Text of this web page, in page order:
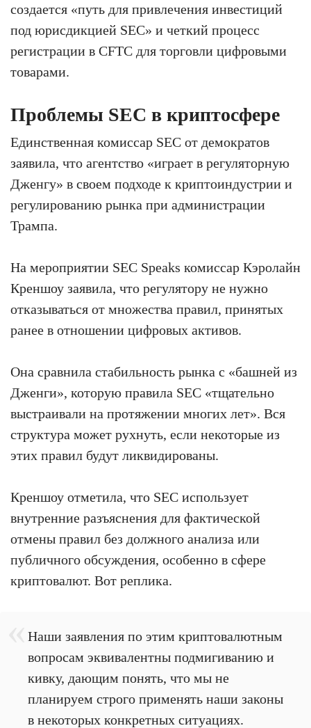
создается «путь для привлечения инвестиций
под юрисдикцией SEC» и четкий процесс
регистрации в CFTC для торговли цифровыми
товарами.
Проблемы SEC в криптосфере
Единственная комиссар SEC от демократов
заявила, что агентство «играет в регуляторную
Дженгу» в своем подходе к криптоиндустрии и
регулированию рынка при администрации
Трампа.
На мероприятии SEC Speaks комиссар Кэролайн
Креншоу заявила, что регулятору не нужно
отказываться от множества правил, принятых
ранее в отношении цифровых активов.
Она сравнила стабильность рынка с «башней из
Дженги», которую правила SEC «тщательно
выстраивали на протяжении многих лет». Вся
структура может рухнуть, если некоторые из
этих правил будут ликвидированы.
Креншоу отметила, что SEC использует
внутренние разъяснения для фактической
отмены правил без должного анализа или
публичного обсуждения, особенно в сфере
криптовалют. Вот реплика.
Наши заявления по этим криптовалютным
вопросам эквивалентны подмигиванию и
кивку, дающим понять, что мы не
планируем строго применять наши законы
в некоторых конкретных ситуациях.